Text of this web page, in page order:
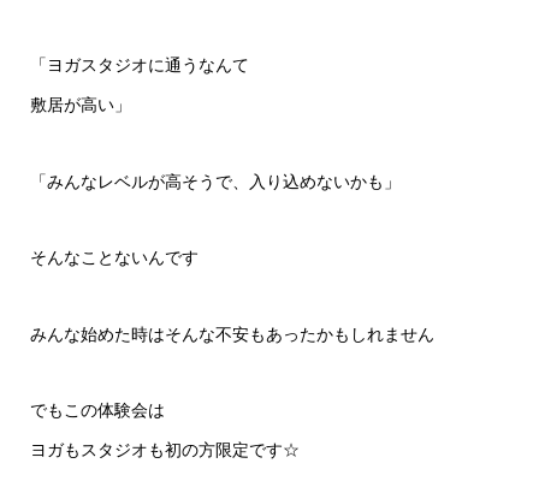
「ヨガスタジオに通うなんて
敷居が高い」
「みんなレベルが高そうで、入り込めないかも」
そんなことないんです
みんな始めた時はそんな不安もあったかもしれません
でもこの体験会は
ヨガもスタジオも初の方限定です☆